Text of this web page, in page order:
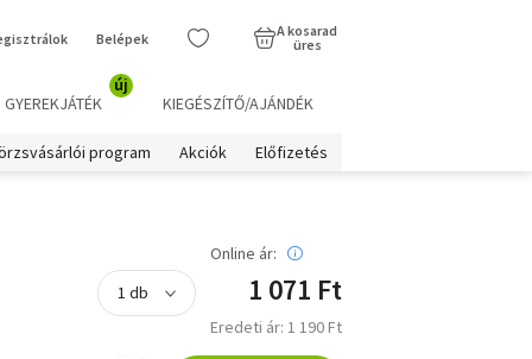
Belépek
A kosarad
üres
GYEREKJÁTÉK
új
KIEGÉSZÍTŐ/AJÁNDÉK
program Akciók Előfizetés
Online ár:
1 071 Ft
Eredeti ár: 1 190 Ft